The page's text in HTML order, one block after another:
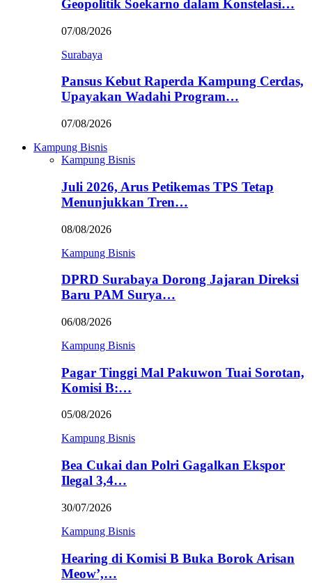
Geopolitik Soekarno dalam Konstelasi…
07/08/2026
Surabaya
Pansus Kebut Raperda Kampung Cerdas,
Upayakan Wadahi Program…
07/08/2026
Kampung Bisnis
Kampung Bisnis
Juli 2026, Arus Petikemas TPS Tetap
Menunjukkan Tren…
08/08/2026
Kampung Bisnis
DPRD Surabaya Dorong Jajaran Direksi
Baru PAM Surya…
06/08/2026
Kampung Bisnis
Pagar Tinggi Mal Pakuwon Tuai Sorotan,
Komisi B:…
05/08/2026
Kampung Bisnis
Bea Cukai dan Polri Gagalkan Ekspor
Ilegal 3,4…
30/07/2026
Kampung Bisnis
Hearing di Komisi B Buka Borok Arisan
Meow’,…